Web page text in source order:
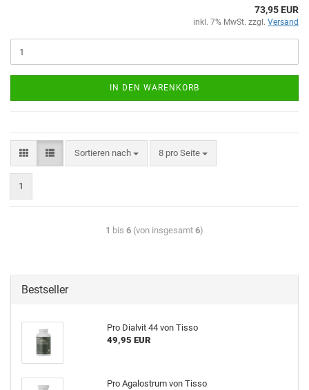
73,95 EUR
inkl. 7% MwSt. zzgl. Versand
IN DEN WARENKORB
Sortieren nach 8 pro Seite
1
1 bis 6 (von insgesamt 6)
Bestseller
Pro Dialvit 44 von Tisso
49,95 EUR
Pro Agalostrum von Tisso